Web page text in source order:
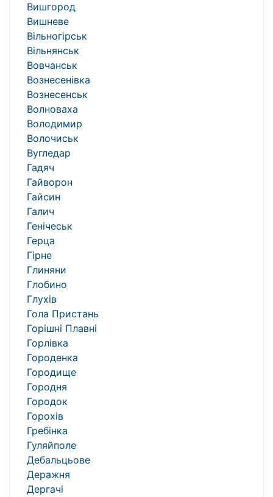
Вишгород
Вишневе
Вільногірськ
Вільнянськ
Вовчанськ
Вознесенівка
Вознесенськ
Волноваха
Володимир
Волочиськ
Вугледар
Гадяч
Гайворон
Гайсин
Галич
Генічеськ
Герца
Гірне
Глиняни
Глобино
Глухів
Гола Пристань
Горішні Плавні
Горлівка
Городенка
Городище
Городня
Городок
Горохів
Гребінка
Гуляйполе
Дебальцьове
Деражня
Дергачі